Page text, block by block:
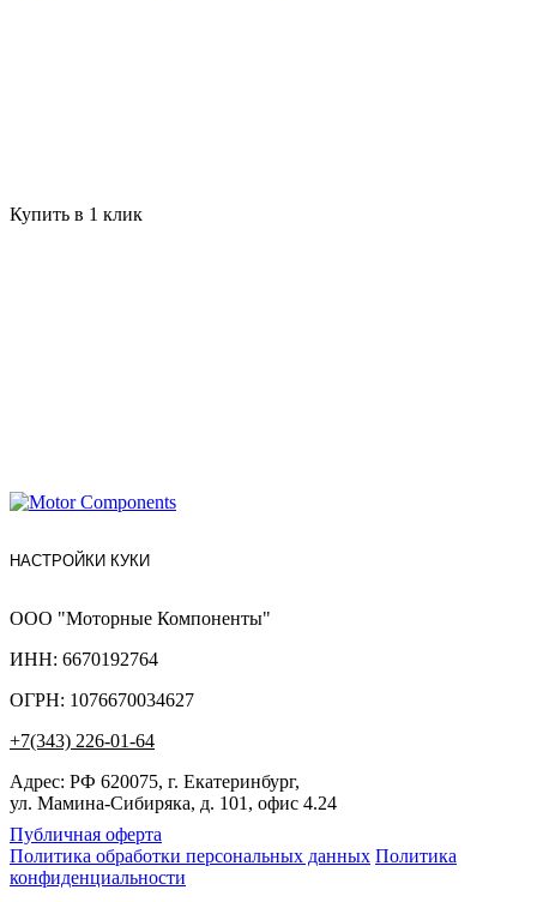
Купить в 1 клик
НАСТРОЙКИ КУКИ
ООО "Моторные Компоненты"
ИНН: 6670192764
ОГРН: 1076670034627
+7(343) 226-01-64
Адрес: РФ 620075, г. Екатеринбург,
ул. Мамина-Сибиряка, д. 101, офис 4.24
Публичная оферта
Политика обработки персональных данных Политика
конфиденциальности